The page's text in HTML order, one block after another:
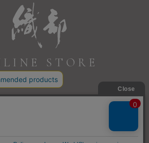
STORE
© ORIBE ALL RIGHTS RESERVED.